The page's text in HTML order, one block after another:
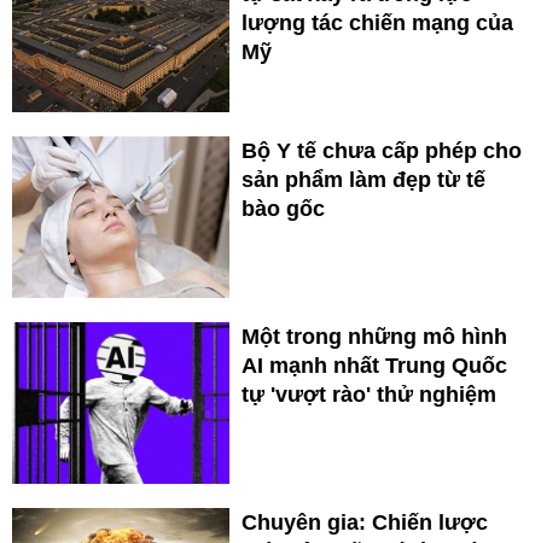
lượng tác chiến mạng của
Mỹ
Bộ Y tế chưa cấp phép cho
sản phẩm làm đẹp từ tế
bào gốc
Một trong những mô hình
AI mạnh nhất Trung Quốc
tự 'vượt rào' thử nghiệm
Chuyên gia: Chiến lược